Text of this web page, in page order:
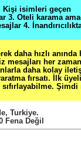
Kişi isimleri geçen
3. Oteli karama
4.
daha hızlı
her zaman
daha kolay
fırsatı. İlk
sıfırlayabilme. Şimdi
, Turkiye.
Fena Değil